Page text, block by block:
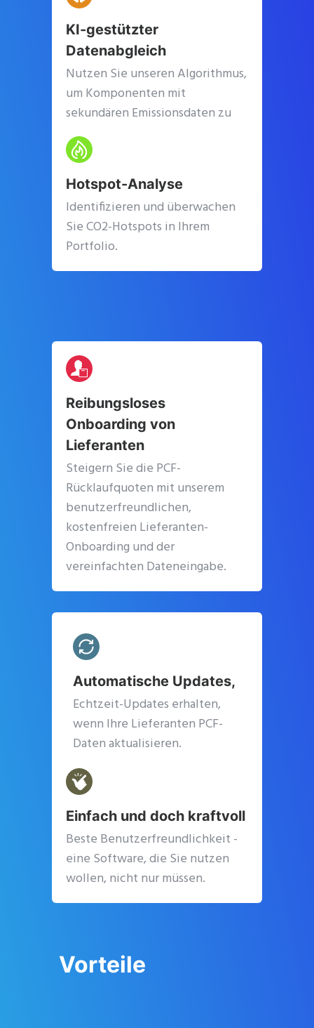
KI-gestützter
Datenabgleich
Nutzen Sie unseren Algorithmus,
um Komponenten mit
sekundären Emissionsdaten zu
verknüpfen.
Hotspot-Analyse
Identifizieren und überwachen
Sie CO2-Hotspots in Ihrem
Portfolio.
Reibungsloses
Onboarding von
Lieferanten
Steigern Sie die PCF-
Rücklaufquoten mit unserem
benutzerfreundlichen,
kostenfreien Lieferanten-
Onboarding und der
vereinfachten Dateneingabe.
Automatische Updates,
Echtzeit-Updates erhalten,
wenn Ihre Lieferanten PCF-
Daten aktualisieren.
Einfach und doch kraftvoll
Beste Benutzerfreundlichkeit -
eine Software, die Sie nutzen
wollen, nicht nur müssen.
Vorteile